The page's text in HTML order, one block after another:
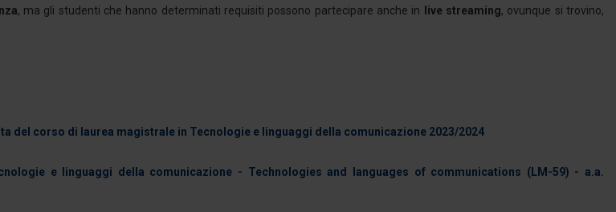
, ma gli studenti che hanno determinati requisiti possono partecipare anche in live streaming, ovunque si trovino,
del corso di laurea magistrale in Tecnologie e linguaggi della comunicazione 2023/2024
e linguaggi della comunicazione - Technologies and languages of communications (LM-59) - a.a.